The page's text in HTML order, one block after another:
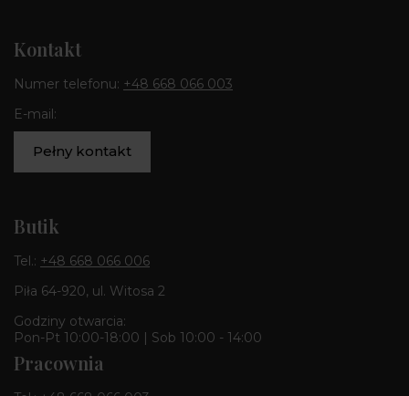
Kontakt
Numer telefonu: +48 668 066 003
E-mail:
Pełny kontakt
Butik
Tel.: +48 668 066 006
Piła 64-920, ul. Witosa 2
Godziny otwarcia:
Pon-Pt 10:00-18:00 | Sob 10:00 - 14:00
Pracownia